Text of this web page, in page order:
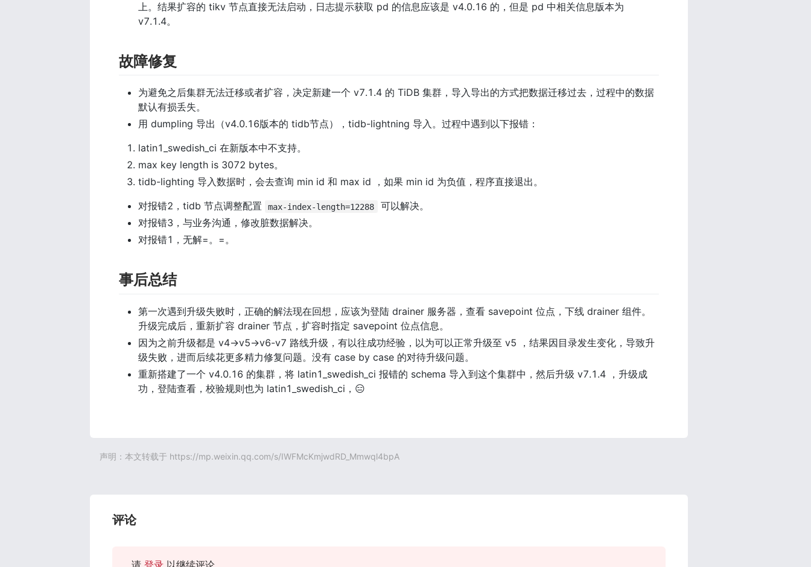
上。结果扩容的 tikv 节点直接无法启动，日志提示获取 pd 的信息应该是 v4.0.16 的，但是 pd 中相关信息版本为
v7.1.4。
故障修复
为避免之后集群无法迁移或者扩容，决定新建一个 v7.1.4 的 TiDB 集群，导入导出的方式把数据迁移过去，过程中的数据
默认有损丢失。
用 dumpling 导出（v4.0.16版本的 tidb节点），tidb-lightning 导入。过程中遇到以下报错：
latin1_swedish_ci 在新版本中不支持。
max key length is 3072 bytes。
tidb-lighting 导入数据时，会去查询 min id 和 max id ，如果 min id 为负值，程序直接退出。
对报错2，tidb 节点调整配置
max-index-length=12288
可以解决。
对报错3，与业务沟通，修改脏数据解决。
对报错1，无解=。=。
事后总结
第一次遇到升级失败时，正确的解法现在回想，应该为登陆 drainer 服务器，查看 savepoint 位点，下线 drainer 组件。
升级完成后，重新扩容 drainer 节点，扩容时指定 savepoint 位点信息。
因为之前升级都是 v4->v5->v6-v7 路线升级，有以往成功经验，以为可以正常升级至 v5 ，结果因目录发生变化，导致升
级失败，进而后续花更多精力修复问题。没有 case by case 的对待升级问题。
重新搭建了一个 v4.0.16 的集群，将 latin1_swedish_ci 报错的 schema 导入到这个集群中，然后升级 v7.1.4 ，升级成
功，登陆查看，校验规则也为 latin1_swedish_ci，😑
声明：本文转载于 https://mp.weixin.qq.com/s/IWFMcKmjwdRD_Mmwql4bpA
评论
请 登录 以继续评论